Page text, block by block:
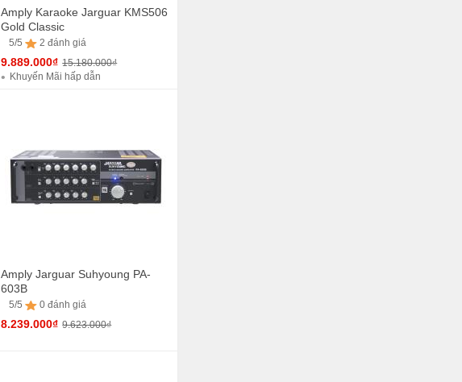
Amply Karaoke Jarguar KMS506
Gold Classic
5/5 2 đánh giá
9.889.000₫ 15.180.000₫
Khuyến Mãi hấp dẫn
Amply Jarguar Suhyoung PA-
603B
5/5 0 đánh giá
8.239.000₫ 9.623.000₫